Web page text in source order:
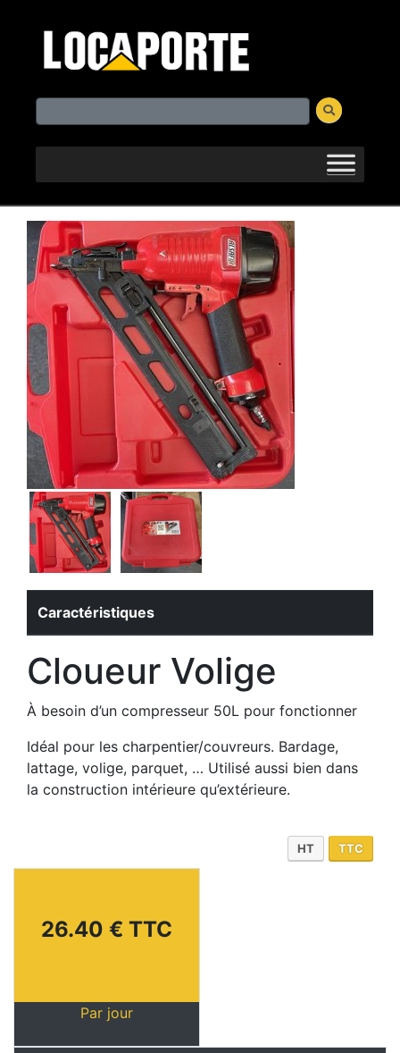
Caractéristiques
Cloueur Volige
À besoin d’un compresseur 50L pour fonctionner
Idéal pour les charpentier/couvreurs. Bardage,
lattage, volige, parquet, … Utilisé aussi bien dans
la construction intérieure qu’extérieure.
HT TTC
26.40 € TTC
Par jour